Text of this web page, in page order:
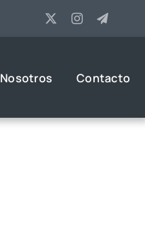
Nosotros Contacto